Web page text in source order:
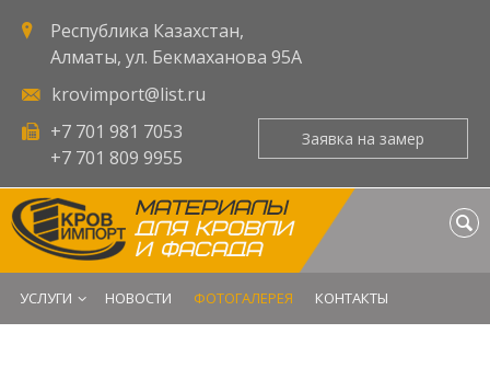
Республика Казахстан,
Алматы, ул. Бекмаханова 95А
krovimport@list.ru
+7 701 981 7053
+7 701 809 9955
Заявка на замер
МАТЕРИАЛЫ
ДЛЯ КРОВЛИ
И ФАСАДА
УСЛУГИ НОВОСТИ ФОТОГАЛЕРЕЯ КОНТАКТЫ